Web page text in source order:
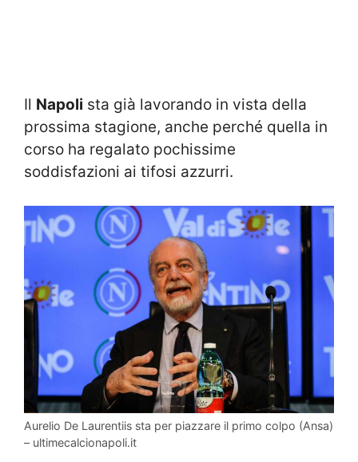
Il Napoli sta già lavorando in vista della
prossima stagione, anche perché quella in
corso ha regalato pochissime
soddisfazioni ai tifosi azzurri.
Aurelio De Laurentiis sta per piazzare il primo colpo (Ansa)
– ultimecalcionapoli.it